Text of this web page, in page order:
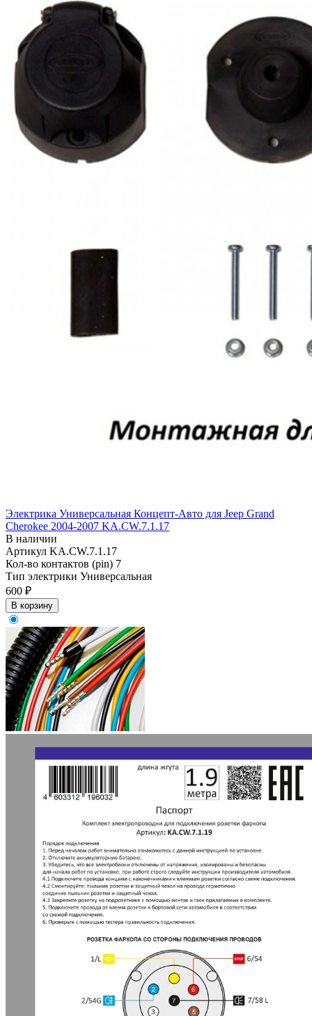
Электрика Универсальная Концепт-Авто для Jeep Grand
Cherokee 2004-2007 KA.CW.7.1.17
В наличии
Артикул KA.CW.7.1.17
Кол-во контактов (pin) 7
Тип электрики Универсальная
600 ₽
В корзину